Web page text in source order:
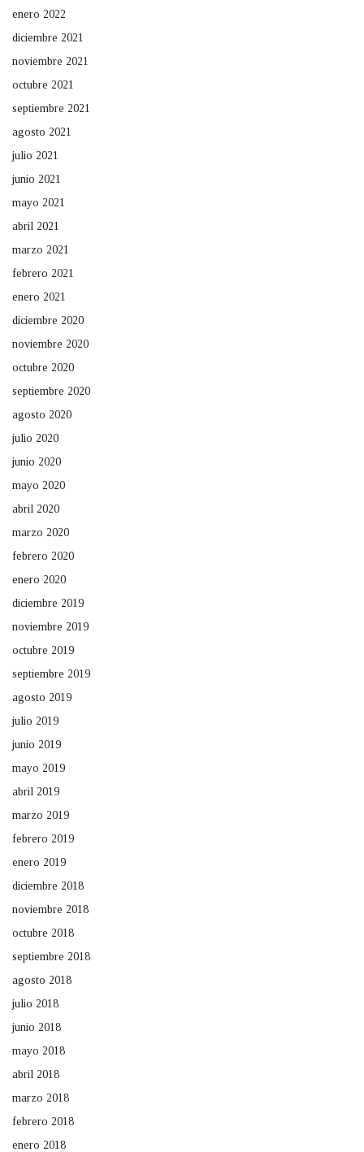
enero 2022
diciembre 2021
noviembre 2021
octubre 2021
septiembre 2021
agosto 2021
julio 2021
junio 2021
mayo 2021
abril 2021
marzo 2021
febrero 2021
enero 2021
diciembre 2020
noviembre 2020
octubre 2020
septiembre 2020
agosto 2020
julio 2020
junio 2020
mayo 2020
abril 2020
marzo 2020
febrero 2020
enero 2020
diciembre 2019
noviembre 2019
octubre 2019
septiembre 2019
agosto 2019
julio 2019
junio 2019
mayo 2019
abril 2019
marzo 2019
febrero 2019
enero 2019
diciembre 2018
noviembre 2018
octubre 2018
septiembre 2018
agosto 2018
julio 2018
junio 2018
mayo 2018
abril 2018
marzo 2018
febrero 2018
enero 2018